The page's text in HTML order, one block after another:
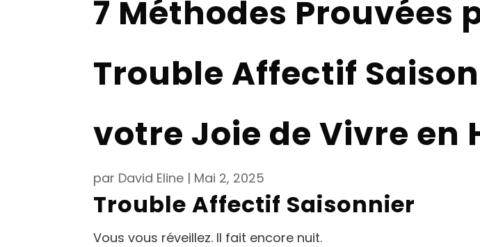
7 Méthodes Prouvées
Trouble Affectif
votre Joie de Vivre en
par David Eline | Mai 2, 2025
Trouble Affectif Saisonnier
Vous vous réveillez. Il fait encore nuit.